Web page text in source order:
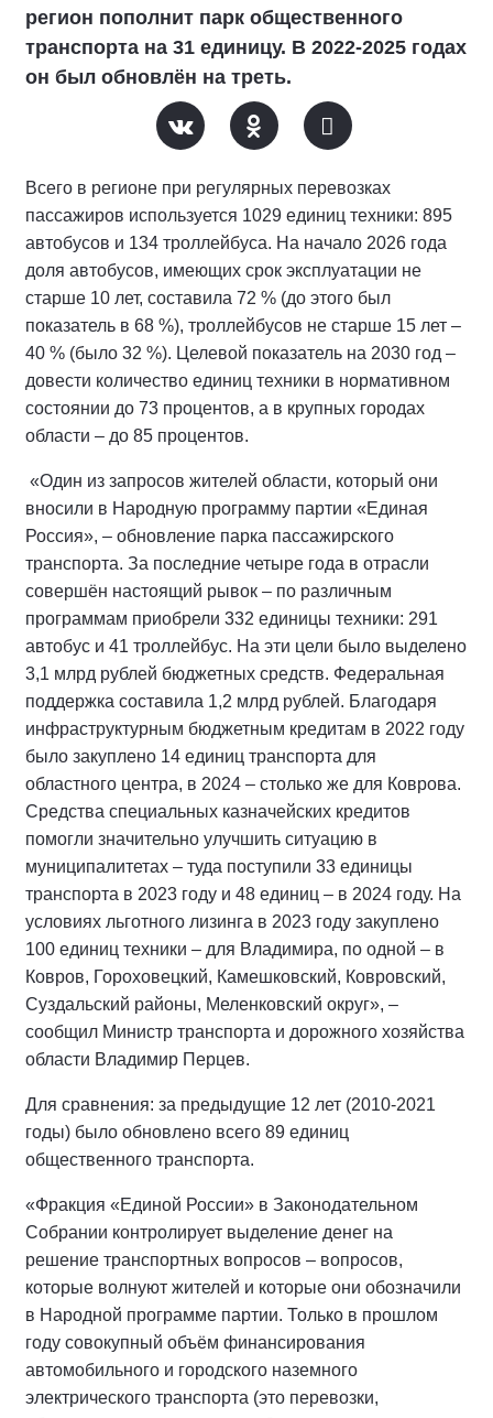
регион пополнит парк общественного
транспорта на 31 единицу. В 2022-2025 годах
он был обновлён на треть.
Всего в регионе при регулярных перевозках
пассажиров используется 1029 единиц техники: 895
автобусов и 134 троллейбуса. На начало 2026 года
доля автобусов, имеющих срок эксплуатации не
старше 10 лет, составила 72 % (до этого был
показатель в 68 %), троллейбусов не старше 15 лет –
40 % (было 32 %). Целевой показатель на 2030 год –
довести количество единиц техники в нормативном
состоянии до 73 процентов, а в крупных городах
области – до 85 процентов.
«Один из запросов жителей области, который они
вносили в Народную программу партии «Единая
Россия», – обновление парка пассажирского
транспорта. За последние четыре года в отрасли
совершён настоящий рывок – по различным
программам приобрели 332 единицы техники: 291
автобус и 41 троллейбус. На эти цели было выделено
3,1 млрд рублей бюджетных средств. Федеральная
поддержка составила 1,2 млрд рублей. Благодаря
инфраструктурным бюджетным кредитам в 2022 году
было закуплено 14 единиц транспорта для
областного центра, в 2024 – столько же для Коврова.
Средства специальных казначейских кредитов
помогли значительно улучшить ситуацию в
муниципалитетах – туда поступили 33 единицы
транспорта в 2023 году и 48 единиц – в 2024 году. На
условиях льготного лизинга в 2023 году закуплено
100 единиц техники – для Владимира, по одной – в
Ковров, Гороховецкий, Камешковский, Ковровский,
Суздальский районы, Меленковский округ», –
сообщил Министр транспорта и дорожного хозяйства
области Владимир Перцев.
Для сравнения: за предыдущие 12 лет (2010-2021
годы) было обновлено всего 89 единиц
общественного транспорта.
«Фракция «Единой России» в Законодательном
Собрании контролирует выделение денег на
решение транспортных вопросов – вопросов,
которые волнуют жителей и которые они обозначили
в Народной программе партии. Только в прошлом
году совокупный объём финансирования
автомобильного и городского наземного
электрического транспорта (это перевозки,